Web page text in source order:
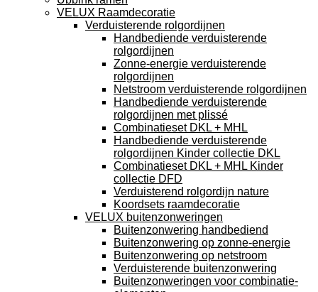
VELUX Raamdecoratie
Verduisterende rolgordijnen
Handbediende verduisterende
rolgordijnen
Zonne-energie verduisterende
rolgordijnen
Netstroom verduisterende rolgordijnen
Handbediende verduisterende
rolgordijnen met plissé
Combinatieset DKL + MHL
Handbediende verduisterende
rolgordijnen Kinder collectie DKL
Combinatieset DKL + MHL Kinder
collectie DFD
Verduisterend rolgordijn nature
Koordsets raamdecoratie
VELUX buitenzonweringen
Buitenzonwering handbediend
Buitenzonwering op zonne-energie
Buitenzonwering op netstroom
Verduisterende buitenzonwering
Buitenzonweringen voor combinatie-